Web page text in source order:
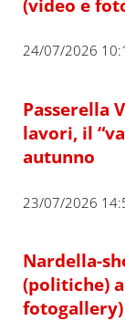
(video e
24/07/2026
Passerella
lavori, il
autunno
23/07/2026
Nardella-
(politiche)
fotogallery)